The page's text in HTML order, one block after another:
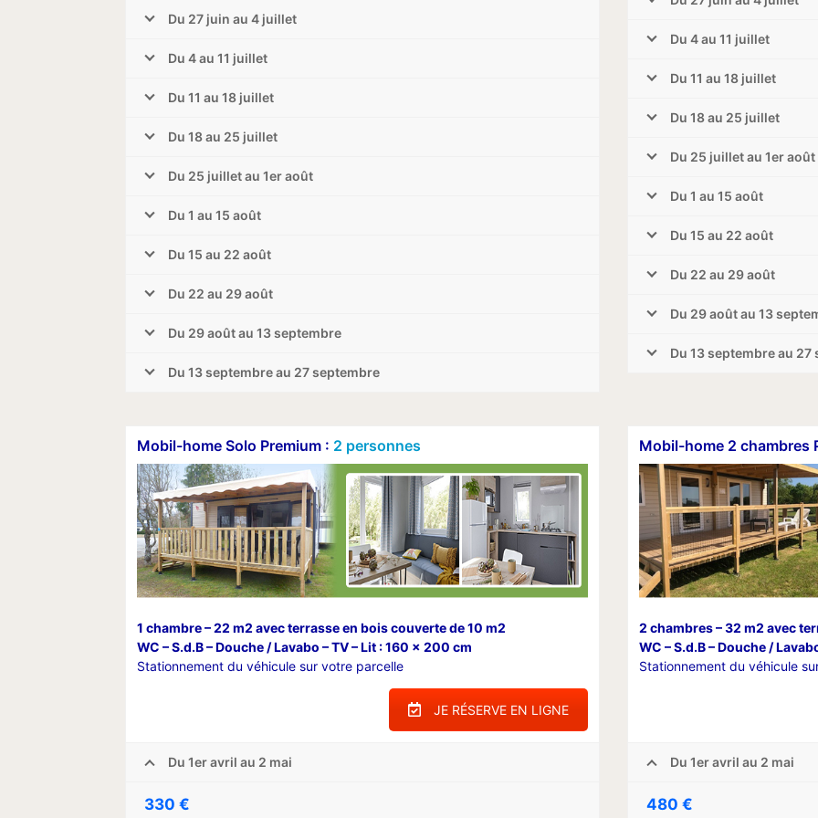
Du 27 juin au 4 juillet
Du 4 au 11 juillet
Du 11 au 18 juillet
Du 18 au 25 juillet
Du 25 juillet au 1er août
Du 1 au 15 août
Du 15 au 22 août
Du 22 au 29 août
Du 29 août au 13 septembre
Du 13 septembre au 27 septembre
Du 4 au 11 juillet
Du 11 au 18 juillet
Du 18 au 25 juillet
Du 25 juillet au 1er août
Du 1 au 15 août
Du 15 au 22 août
Du 22 au 29 août
Du 29 août au 13
Du 13 septembre au 27
Mobil-home Solo Premium : 2 personnes
1 chambre – 22 m2 avec terrasse en bois couverte de 10 m2
WC – S.d.B – Douche / Lavabo – TV – Lit : 160 x 200 cm
Stationnement du véhicule sur votre parcelle
JE RÉSERVE EN LIGNE
Du 1er avril au 2 mai
330 €
Mobil-home 2 chambres
2 chambres – 32 m2 avec
WC – S.d.B – Douche /
Stationnement du véhicule
Du 1er avril au 2 mai
480 €